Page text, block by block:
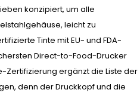
konzipiert, um alle
leicht zu
Tinte mit EU- und FDA-
Direct-to-Food-Drucker
Zertifizierung ergänzt die Liste der
denn der Druckkopf und die